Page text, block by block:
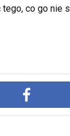
co go nie